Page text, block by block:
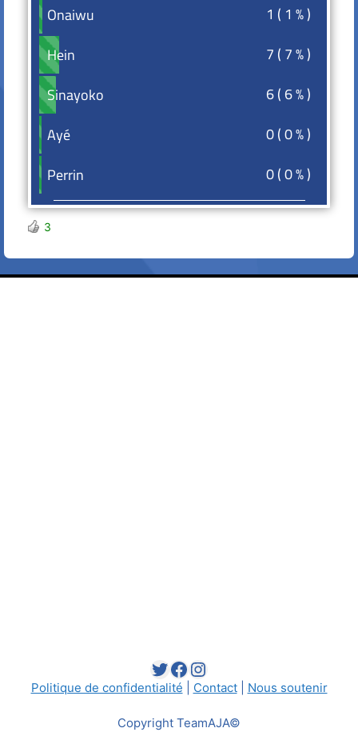
Onaiwu
Onaiwu
1 ( 1 % )
Hein
Hein
7 ( 7 % )
Sinayoko
Sinayoko
6 ( 6 % )
Ayé
Ayé
0 ( 0 % )
Perrin
Perrin 0 ( 0 % )
3
Twitter
Facebook
Instagram
Politique de confidentialité Contact| Nous soutenir
Copyright TeamAJA©